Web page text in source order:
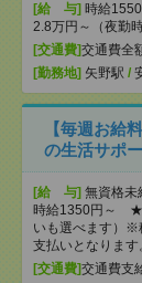
[給 与] 時給
2.8万円～（夜勤
[交通費]交通費全
[勤務地] 矢野駅 /
【毎週お給
の生活サポ
[給 与] 無資格
時給1350円～ ★
いも選べます）※
支払いとなります
[交通費]交通費支